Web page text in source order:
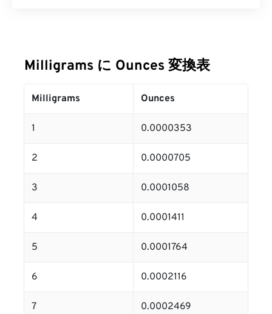
Milligrams に Ounces 変換表
Milligrams Ounces
1 0.0000353
2 0.0000705
3 0.0001058
4 0.0001411
5 0.0001764
6 0.0002116
7 0.0002469